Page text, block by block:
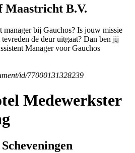
Maastricht B.V.
manager bij Gauchos? Is jouw missie
tevreden de deur uitgaat? Dan ben jij
Manager voor Gauchos
Medewerkster